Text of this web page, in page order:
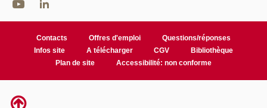
Contacts Offres d'emploi
Questions/réponses
Infos site
A télécharger CGV
Bibliothèque
Plan de site
Accessibilité: non conforme